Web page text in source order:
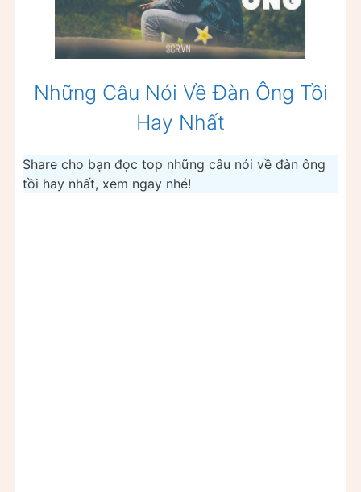
Những Câu Nói Về Đàn Ông Tồi
Hay Nhất
Share cho bạn đọc top những câu nói về đàn ông
tồi hay nhất, xem ngay nhé!